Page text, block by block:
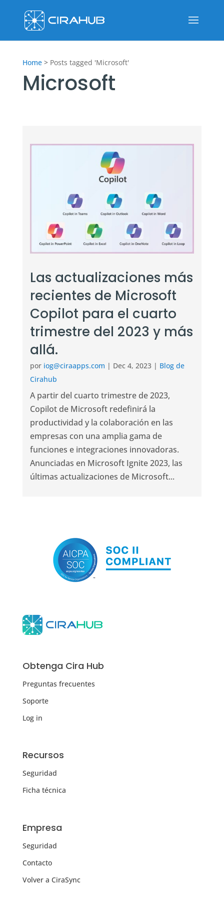
Home > Posts tagged 'Microsoft'
Microsoft
Las actualizaciones más
recientes de Microsoft
Copilot para el cuarto
trimestre del 2023 y más
allá.
por iog@ciraapps.com | Dec 4, 2023| Blog de
Cirahub
A partir del cuarto trimestre de 2023,
Copilot de Microsoft redefinirá la
productividad y la colaboración en las
empresas con una amplia gama de
funciones e integraciones innovadoras.
Anunciadas en Microsoft Ignite 2023, las
últimas actualizaciones de Microsoft...
Obtenga Cira Hub
Preguntas frecuentes
Soporte
Log in
Recursos
Seguridad
Ficha técnica
Empresa
Seguridad
Contacto
Volver a CiraSync